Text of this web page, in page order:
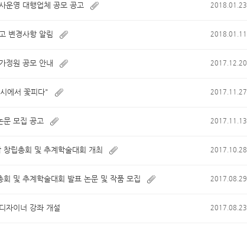
운영 대행업체 공모 공고 2018.01.23
변경사항 알림 2018.01.11
정원 공모 안내 2017.12.20
에서 꽃피다" 2017.11.27
문 모집 공고 2017.11.13
립총회 및 추계학술대회 개최 2017.10.28
회 및 추계학술대회 발표 논문 및 작품 모집 2017.08.29
자이너 강좌 개설 2017.08.23